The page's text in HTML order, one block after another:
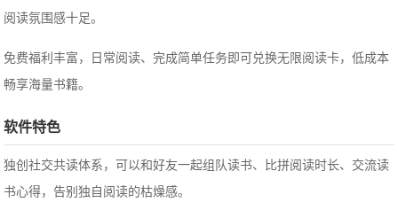
阅读氛围感十足。
免费福利丰富，日常阅读、完成简单任务即可兑换无限阅读卡，低成本
畅享海量书籍。
软件特色
独创社交共读体系，可以和好友一起组队读书、比拼阅读时长、交流读
书心得，告别独自阅读的枯燥感。